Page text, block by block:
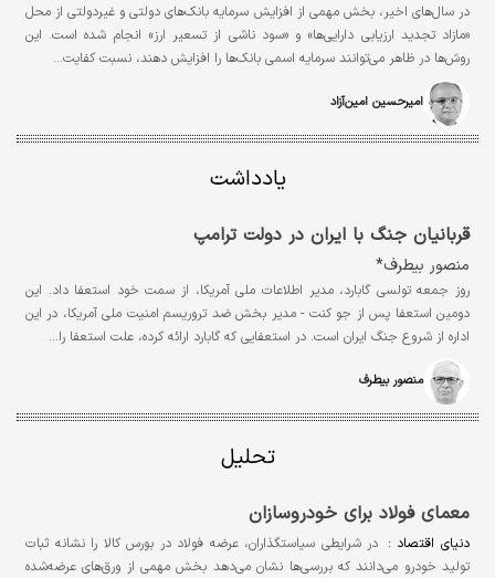
در سال‌های اخیر، بخش مهمی از افزایش سرمایه بانک‌های دولتی و غیردولتی از محل
«مازاد تجدید ارزیابی دارایی‌ها» و «سود ناشی از تسعیر ارز» انجام شده است. این
روش‌ها در ظاهر می‌توانند سرمایه اسمی بانک‌ها را افزایش دهند، نسبت کفایت…
امیرحسین امین‌آزاد
یادداشت
قربانیان جنگ با ایران در دولت ترامپ
منصور بیطرف*
روز جمعه تولسی گابارد، مدیر اطلاعات ملی آمریکا، از سمت خود استعفا داد. این
دومین استعفا پس از جو کنت - مدیر بخش ضد تروریسم امنیت ملی آمریکا، در این
اداره از شروع جنگ ایران است. در استعفایی که گابارد ارائه کرده، علت استعفا را…
منصور بیطرف
تحلیل
معمای فولاد برای خودروسازان
دنیای اقتصاد : در شرایطی سیاستگذاران، عرضه فولاد در بورس کالا را نشانه ثبات
تولید خودرو می‌دانند که بررسی‌ها نشان می‌دهد بخش مهمی از ورق‌های عرضه‌شده